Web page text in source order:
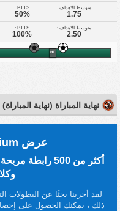
متوسط الاهداف :
1.75
BTTS :
50%
متوسط الاهداف :
2.50
BTTS :
100%
HT
نهاية المباراة (نهاية
عرض Premium متوفر الآن!
أكثر من 500
لقد أجرينا بحثًا عن البطولات
ذلك ، يمكنك الحصول على